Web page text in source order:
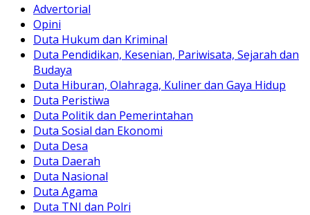
Advertorial
Opini
Duta Hukum dan Kriminal
Duta Pendidikan, Kesenian, Pariwisata, Sejarah dan
Budaya
Duta Hiburan, Olahraga, Kuliner dan Gaya Hidup
Duta Peristiwa
Duta Politik dan Pemerintahan
Duta Sosial dan Ekonomi
Duta Desa
Duta Daerah
Duta Nasional
Duta Agama
Duta TNI dan Polri